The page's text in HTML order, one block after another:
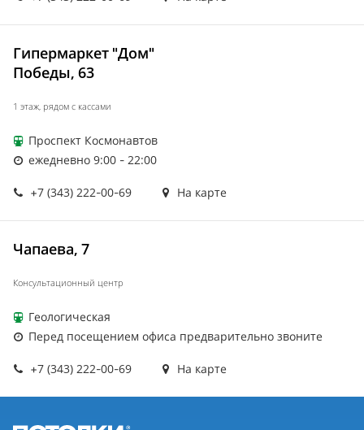
Гипермаркет "Дом"
Победы, 63
1 этаж, рядом с кассами
Проспект Космонавтов
ежедневно 9:00 - 22:00
+7 (343) 222-00-69 На карте
Чапаева, 7
Консультационный центр
Геологическая
Перед посещением офиса предварительно звоните
+7 (343) 222-00-69 На карте